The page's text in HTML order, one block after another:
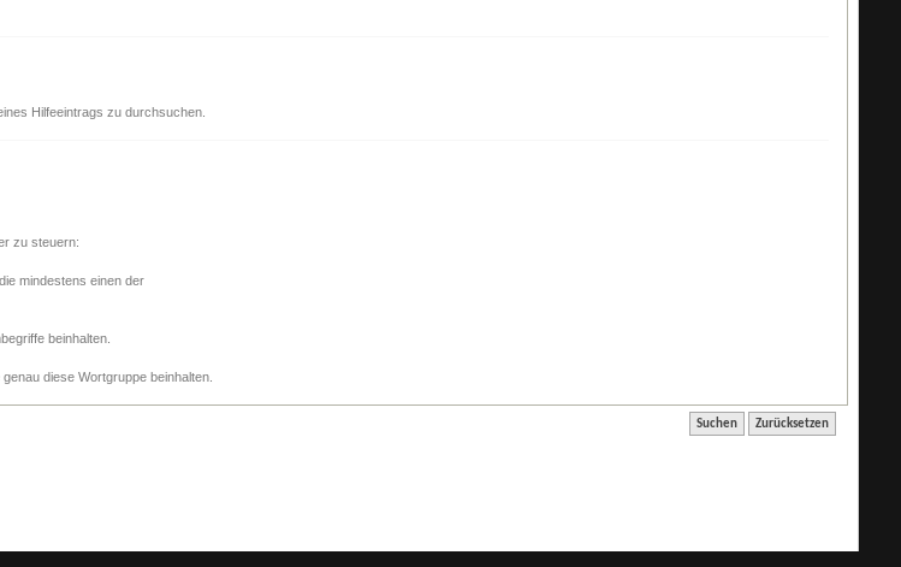
Hilfeeintrags zu durchsuchen.
zu steuern:
mindestens einen der
beinhalten.
diese Wortgruppe beinhalten.